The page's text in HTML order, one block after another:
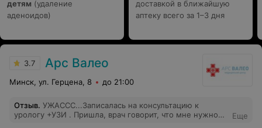
себя максимально уверенно и безопасно. К
сожалению, не знаю его имени. Огромное спасибо
Станиславу Владимировичу за его профессионали
детям (удаление
аденоидов)
доставкой в ближайшую
аптеку всего за 1–3 дня
3.7 Арс Валео
Минск, ул. Герцена, 8 до 21:00
Отзыв. УЖАССС...Записалась на консультацию к
урологу +УЗИ . Пришла, врач говорит, что мне нужно
Еще